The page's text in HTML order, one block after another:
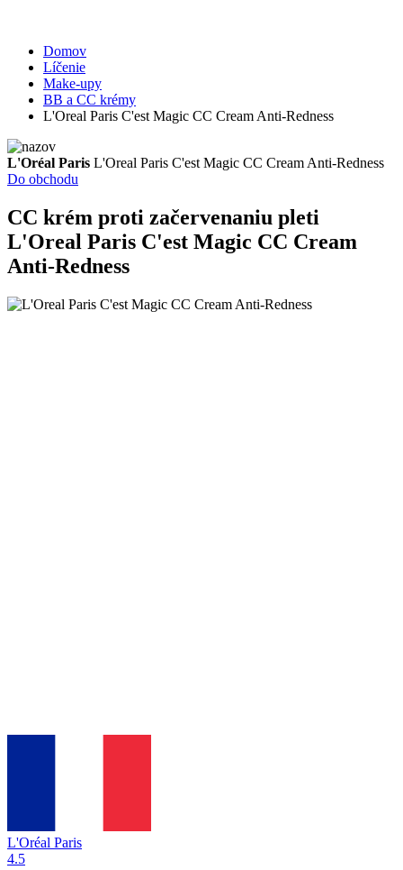
Domov
Líčenie
Make-upy
BB a CC krémy
L'Oreal Paris C'est Magic CC Cream Anti-Redness
L'Oréal Paris L'Oreal Paris C'est Magic CC Cream Anti-Redness
Do obchodu
CC krém proti začervenaniu pleti
L'Oreal Paris C'est Magic CC Cream
Anti-Redness
L'Oréal Paris
4.5